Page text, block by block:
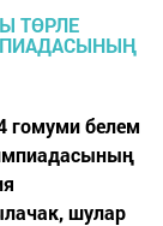
гомуми белем
шулар